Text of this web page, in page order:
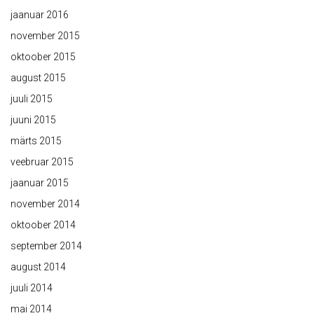
jaanuar 2016
november 2015
oktoober 2015
august 2015
juuli 2015
juuni 2015
märts 2015
veebruar 2015
jaanuar 2015
november 2014
oktoober 2014
september 2014
august 2014
juuli 2014
mai 2014